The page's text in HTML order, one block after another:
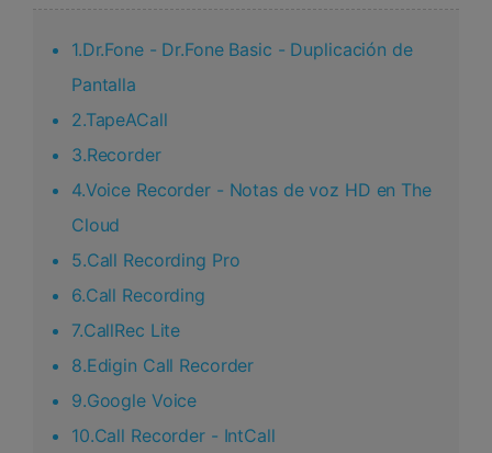
1.Dr.Fone - Dr.Fone Basic - Duplicación de
Pantalla
2.TapeACall
3.Recorder
4.Voice Recorder - Notas de voz HD en The
Cloud
5.Call Recording Pro
6.Call Recording
7.CallRec Lite
8.Edigin Call Recorder
9.Google Voice
10.Call Recorder - IntCall